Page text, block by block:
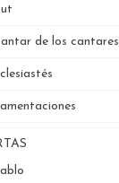
de los cantares